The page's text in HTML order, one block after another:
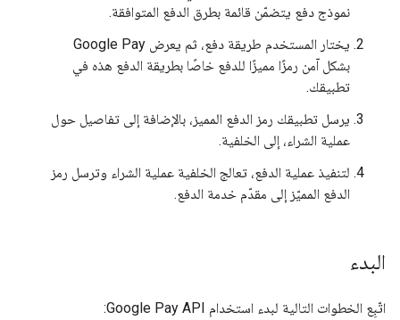
نموذج دفع يتضمّن قائمة بطرق الدفع المتوافقة.
يختار المستخدم طريقة دفع، ثم يعرض Google Pay
بشكل آمن رمزًا مميزًا للدفع خاصًا بطريقة الدفع هذه في
تطبيقك.
يرسل تطبيقك رمز الدفع المميز، بالإضافة إلى تفاصيل حول
عملية الشراء، إلى الخلفية.
لتنفيذ عملية الدفع، تعالج الخلفية عملية الشراء وترسل رمز
الدفع المميّز إلى مقدّم خدمة الدفع.
البدء
اتّبِع الخطوات التالية لبدء استخدام Google Pay API: